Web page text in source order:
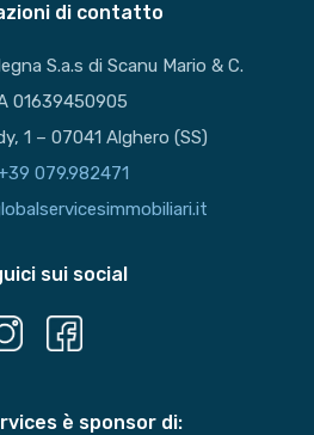
di contatto
S.a.s di Scanu Mario & C.
01639450905
1 – 07041 Alghero (SS)
079.982471
sui social
è sponsor di: